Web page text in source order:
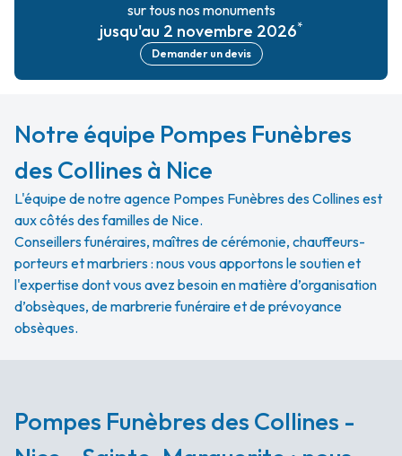
sur tous nos monuments
jusqu'au 2 novembre 2026*
Demander un devis
Notre équipe Pompes Funèbres
des Collines à Nice
L'équipe de notre agence Pompes Funèbres des Collines est
aux côtés des familles de Nice.
Conseillers funéraires, maîtres de cérémonie, chauffeurs-
porteurs et marbriers : nous vous apportons le soutien et
l'expertise dont vous avez besoin en matière d’organisation
d’obsèques, de marbrerie funéraire et de prévoyance
obsèques.
Pompes Funèbres des Collines -